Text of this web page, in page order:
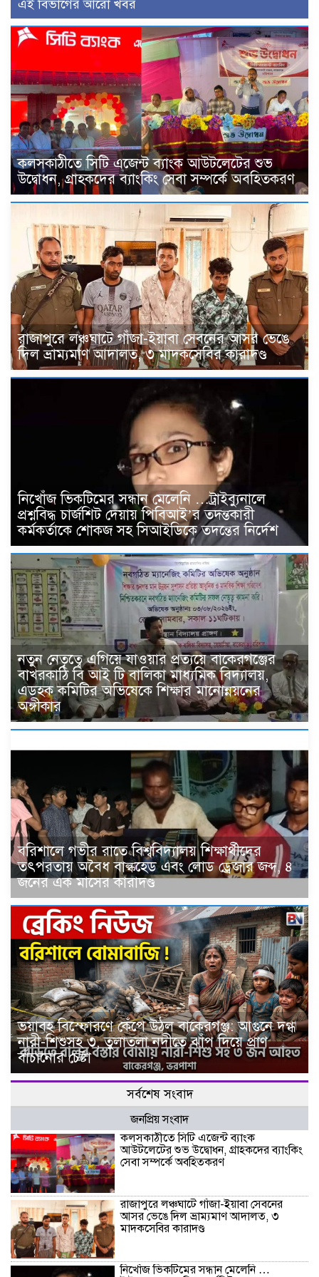
এই বিভাগের আরো খবর
কলসকাঠীতে সিটি এজেন্ট ব্যাংক আউটলেটের শুভ
উদ্বোধন, গ্রাহকদের ব্যাংকিং সেবা সম্পর্কে অবহিতকরণ
রাজাপুরে লঞ্চঘাটে গাঁজা-ইয়াবা সেবনের আসর ভেঙে
দিল ভ্রাম্যমাণ আদালত, ৩ মাদকসেবির কারাদণ্ড
নিখোঁজ ভিকটিমের সন্ধান মেলেনি …ট্রাইব্যুনালে
প্রশ্নবিদ্ধ চার্জশিট দেয়ায় পিবিআই’র তদন্তকারী
কর্মকর্তাকে শোকজ সহ সিআইডিকে তদন্তের নির্দেশ
নতুন নেতৃত্বে এগিয়ে যাওয়ার প্রত্যয়ে বাকেরগঞ্জের
বাখরকাঠি বি আই টি বালিকা মাধ্যমিক বিদ্যালয়,
এডহক কমিটির অভিষেকে শিক্ষার মানোন্নয়নের
অঙ্গীকার
বরিশালে গভীর রাতে বিশ্ববিদ্যালয় শিক্ষার্থীদের
তৎপরতায় অবৈধ বাল্কহেড এবং লোড ড্রেজার জব্দ, ৪
জনের এক মাসের কারাদণ্ড
ভয়াবহ বিস্ফোরণে কেঁপে উঠল বাকেরগঞ্জ: আগুনে দগ্ধ
নারী-শিশুসহ ৩, তুলাতলা নদীতে ঝাঁপ দিয়ে প্রাণ
বাঁচানোর চেষ্টা
সর্বশেষ সংবাদ
জনপ্রিয় সংবাদ
কলসকাঠীতে সিটি এজেন্ট ব্যাংক
আউটলেটের শুভ উদ্বোধন, গ্রাহকদের ব্যাংকিং
সেবা সম্পর্কে অবহিতকরণ
রাজাপুরে লঞ্চঘাটে গাঁজা-ইয়াবা সেবনের
আসর ভেঙে দিল ভ্রাম্যমাণ আদালত, ৩
মাদকসেবির কারাদণ্ড
নিখোঁজ ভিকটিমের সন্ধান মেলেনি …